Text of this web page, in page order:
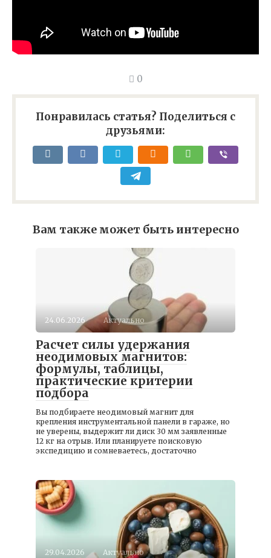
0
Понравилась статья? Поделиться с
друзьями:
Вам также может быть интересно
24.06.2026 Актуально
Расчет силы удержания
неодимовых магнитов:
формулы, таблицы,
практические критерии
подбора
Вы подбираете неодимовый магнит для
крепления инструментальной панели в гараже, но
не уверены, выдержит ли диск 30 мм заявленные
12 кг на отрыв. Или планируете поисковую
экспедицию и сомневаетесь, достаточно
29.04.2026 Актуально